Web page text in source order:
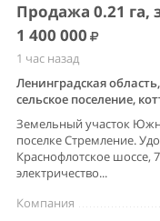
Продажа 0.21 га,
1 400 000
1 час назад
Ленинградская
сельское поселение,
Земельный участок
поселке Стремление.
Краснофлотское шоссе,
электричество...
Компания